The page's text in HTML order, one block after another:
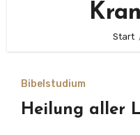
Start
Bibelstudium
Heilung aller